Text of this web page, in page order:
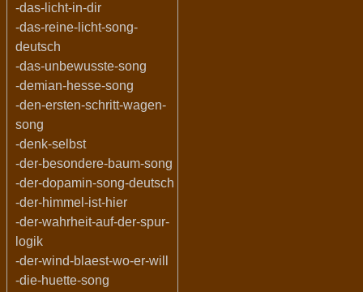
-das-licht-in-dir
-das-reine-licht-song-
deutsch
-das-unbewusste-song
-demian-hesse-song
-den-ersten-schritt-wagen-
song
-denk-selbst
-der-besondere-baum-song
-der-dopamin-song-deutsch
-der-himmel-ist-hier
-der-wahrheit-auf-der-spur-
logik
-der-wind-blaest-wo-er-will
-die-huette-song